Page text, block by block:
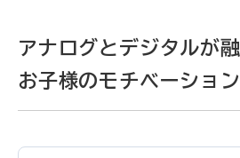
アナログとデジタルが
お子様のモチベーショ